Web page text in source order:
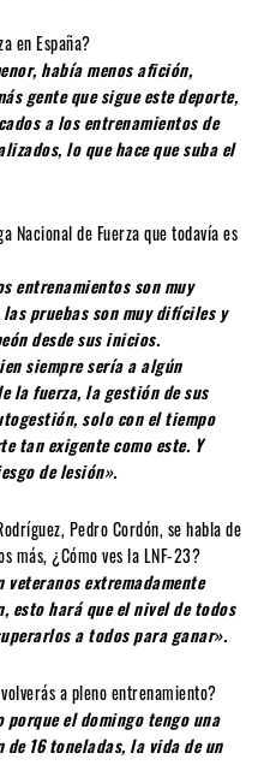
en España?
había menos afición,
gente que sigue este deporte,
a los entrenamientos de
lo que hace que suba el
Nacional de Fuerza que todavía es
entrenamientos son muy
pruebas son muy difíciles y
desde sus inicios.
siempre sería a algún
la fuerza, la gestión de sus
solo con el tiempo
tan exigente como este. Y
de lesión».
Pedro Cordón, se habla de
más, ¿Cómo ves la LNF-23?
veteranos extremadamente
esto hará que el nivel de todos
a todos para ganar».
a pleno entrenamiento?
porque el domingo tengo una
16 toneladas, la vida de un